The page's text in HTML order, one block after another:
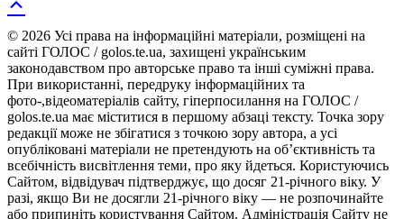
© 2026 Усі права на інформаційні матеріали, розміщені на
сайті ГОЛОС / golos.te.ua, захищені українським
законодавством про авторське право та інші суміжні права.
При використанні, передруку інформаційних та
фото-,відеоматеріалів сайту, гіперпосилання на ГОЛОС /
golos.te.ua має міститися в першому абзаці тексту. Точка зору
редакції може не збігатися з точкою зору автора, а усі
опубліковані матеріали не претендують на об’єктивність та
всебічність висвітлення теми, про яку йдеться. Користуючись
Сайтом, відвідувач підтверджує, що досяг 21-річного віку. У
разі, якщо Ви не досягли 21-річного віку — не розпочинайте
або припиніть користування Сайтом. Адміністрація Сайту не